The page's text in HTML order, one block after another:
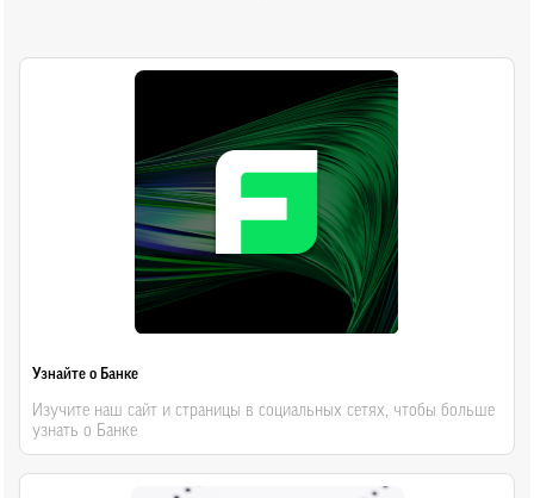
Узнайте о Банке
Изучите наш сайт и страницы в социальных сетях, чтобы больше
узнать о Банке